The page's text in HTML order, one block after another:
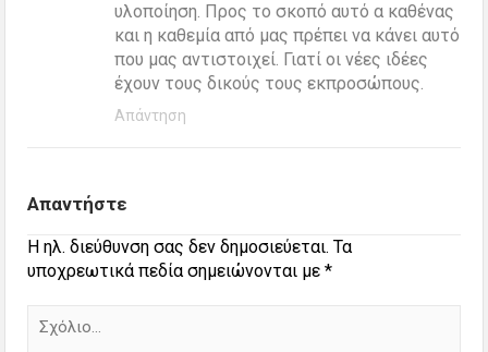
υλοποίηση. Προς το σκοπό αυτό α καθένας
και η καθεμία από μας πρέπει να κάνει αυτό
που μας αντιστοιχεί. Γιατί οι νέες ιδέες
έχουν τους δικούς τους εκπροσώπους.
Απάντηση
Απαντήστε
Η ηλ. διεύθυνση σας δεν δημοσιεύεται. Τα
υποχρεωτικά πεδία σημειώνονται με*